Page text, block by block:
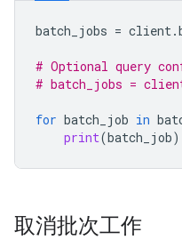
batch_jobs = client.
# Optional query
# batch_jobs =
for batch_job in
print(batch_job)
取消批次工作